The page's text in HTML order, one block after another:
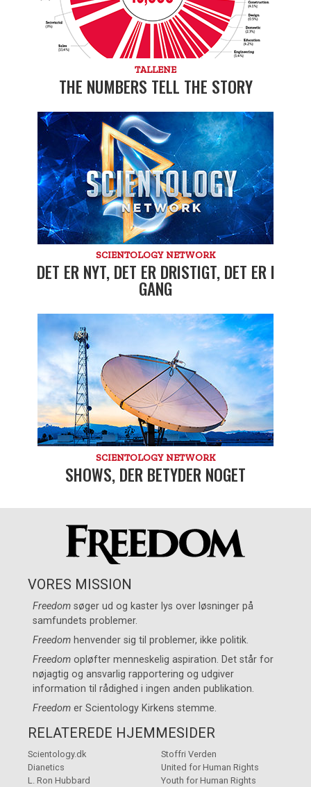
TALLENE
THE NUMBERS TELL THE STORY
SCIENTOLOGY NETWORK
DET ER NYT, DET ER DRISTIGT, DET ER I
GANG
SCIENTOLOGY NETWORK
SHOWS, DER BETYDER NOGET
VORES MISSION
Freedom søger ud og kaster lys over løsninger på
samfundets problemer.
Freedom henvender sig til problemer, ikke politik.
Freedom opløfter menneskelig aspiration. Det står for
nøjagtig og ansvarlig rapportering og udgiver
information til rådighed i ingen anden publikation.
Freedom erScientology Kirkens stemme.
RELATEREDE HJEMMESIDER
Scientology.dk
Dianetics
L. Ron Hubbard
Stoffri Verden
United for Human Rights
Youth for Human Rights